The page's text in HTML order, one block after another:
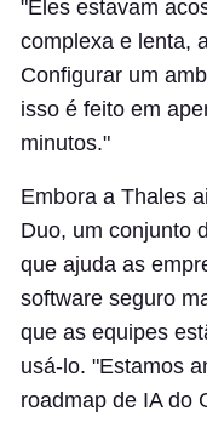
"Eles estavam
complexa e lenta,
Configurar um
isso é feito em
minutos."
Embora a Thales
Duo, um conjunto
que ajuda as
software seguro
que as equipes
usá-lo. "Estamos
roadmap de IA do